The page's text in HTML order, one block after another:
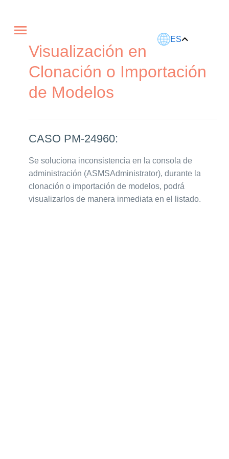
ES
Visualización en
Clonación o Importación
de Modelos
CASO PM-24960:
Se soluciona inconsistencia en la consola de
administración (ASMSAdministrator), durante la
clonación o importación de modelos, podrá
visualizarlos de manera inmediata en el listado.